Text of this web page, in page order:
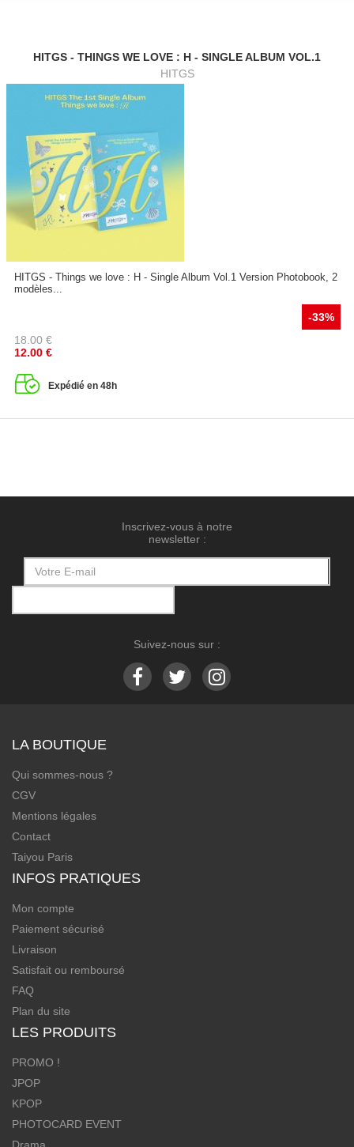
HITGS - THINGS WE LOVE : H - SINGLE ALBUM VOL.1
HITGS
HITGS - Things we love : H - Single Album Vol.1 Version Photobook, 2
modèles...
-33%
18.00 €
12.00 €
Expédié en 48h
Inscrivez-vous à notre
newsletter :
Suivez-nous sur :
LA BOUTIQUE
Qui sommes-nous ?
CGV
Mentions légales
Contact
Taiyou Paris
INFOS PRATIQUES
Mon compte
Paiement sécurisé
Livraison
Satisfait ou remboursé
FAQ
Plan du site
LES PRODUITS
PROMO !
JPOP
KPOP
PHOTOCARD EVENT